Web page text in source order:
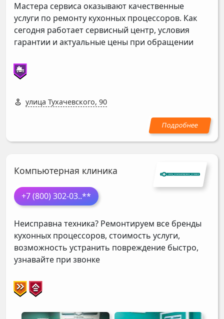
Мастера сервиса оказывают качественные
услуги по ремонту кухонных процессоров. Как
сегодня работает сервисный центр, условия
гарантии и актуальные цены при обращении
улица Тухачевского, 90
Компьютерная клиника
+7 (800) 302-03..**
Неисправна техника? Ремонтируем все бренды
кухонных процессоров, стоимость услуги,
возможность устранить повреждение быстро,
узнавайте при звонке